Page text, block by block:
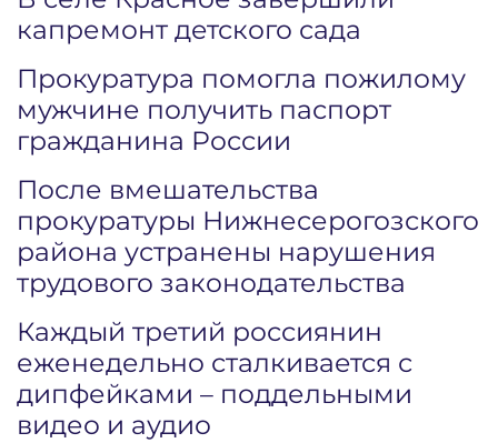
капремонт детского сада
Прокуратура помогла пожилому
мужчине получить паспорт
гражданина России
После вмешательства
прокуратуры Нижнесерогозского
района устранены нарушения
трудового законодательства
Каждый третий россиянин
еженедельно сталкивается с
дипфейками – поддельными
видео и аудио